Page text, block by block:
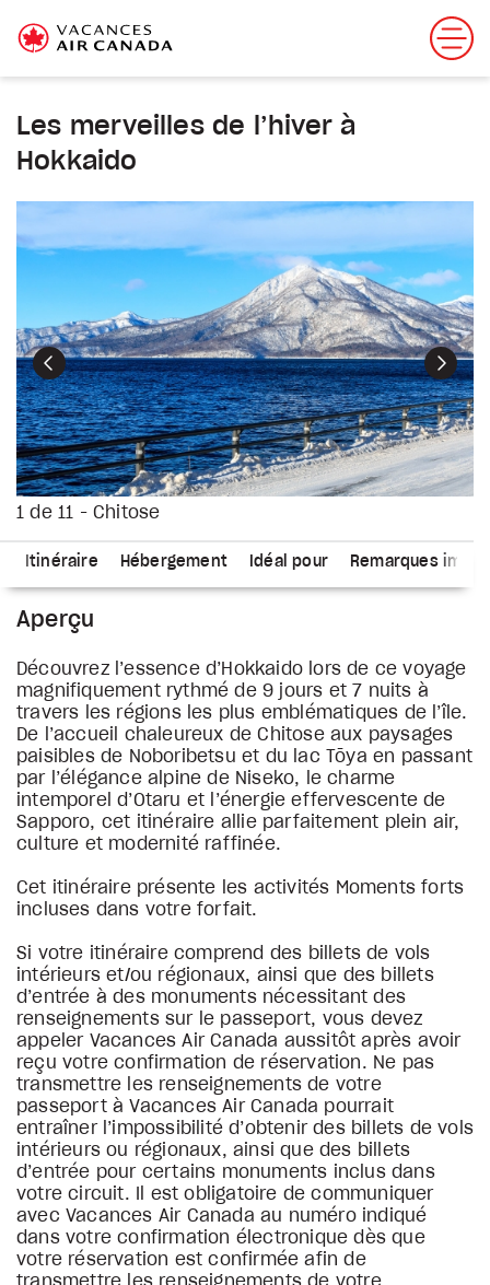
Les merveilles de l’hiver à
Hokkaido
1 de 11 - Chitose
Précédent
Itinéraire Hébergement Idéal pour Remarques
Aperçu
Découvrez l’essence d’Hokkaido lors de ce voyage
magnifiquement rythmé de 9 jours et 7 nuits à
travers les régions les plus emblématiques de l’île.
De l’accueil chaleureux de Chitose aux paysages
paisibles de Noboribetsu et du lac Tōya en passant
par l’élégance alpine de Niseko, le charme
intemporel d’Otaru et l’énergie effervescente de
Sapporo, cet itinéraire allie parfaitement plein air,
culture et modernité raffinée.
Cet itinéraire présente les activités Moments forts
incluses dans votre forfait.
Si votre itinéraire comprend des billets de vols
intérieurs et/ou régionaux, ainsi que des billets
d’entrée à des monuments nécessitant des
renseignements sur le passeport, vous devez
appeler Vacances Air Canada aussitôt après avoir
reçu votre confirmation de réservation. Ne pas
transmettre les renseignements de votre
passeport à Vacances Air Canada pourrait
entraîner l’impossibilité d’obtenir des billets de vols
intérieurs ou régionaux, ainsi que des billets
d’entrée pour certains monuments inclus dans
votre circuit. Il est obligatoire de communiquer
avec Vacances Air Canada au numéro indiqué
dans votre confirmation électronique dès que
votre réservation est confirmée afin de